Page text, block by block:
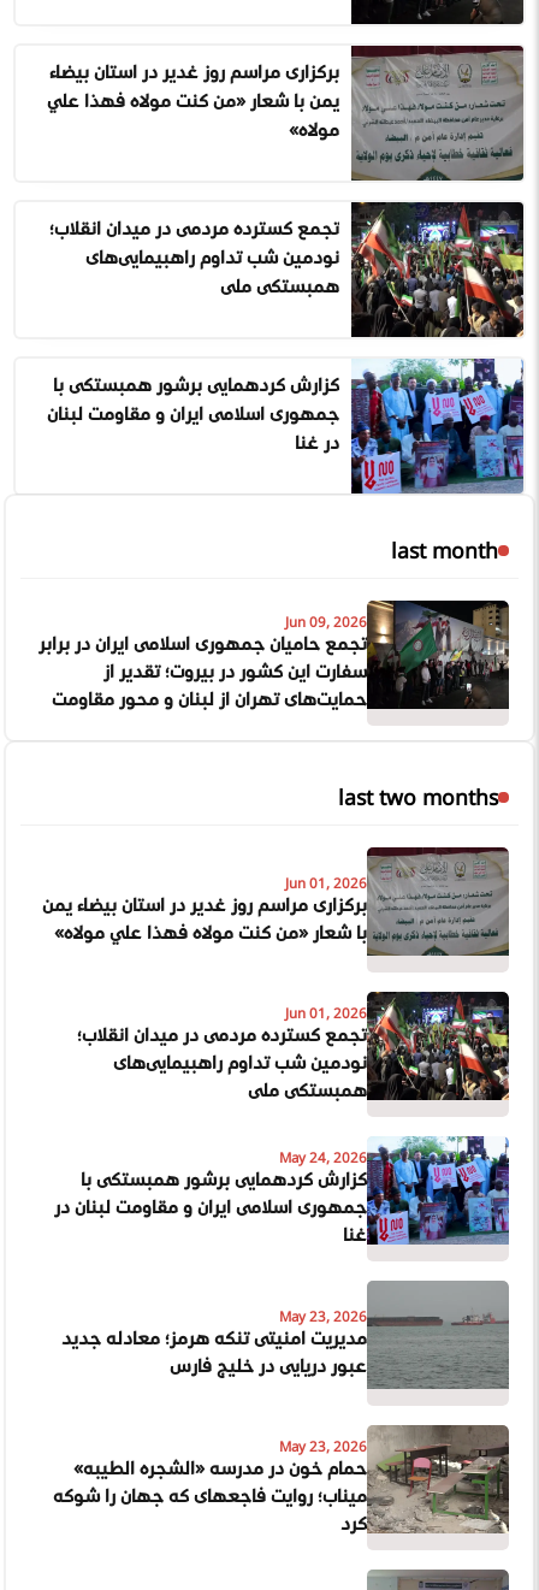
برگزارى مراسم روز غدیر در استان بیضاء
یمن با شعار «من كنت مولاه فهذا علي
مولاه»
تجمع گسترده مردمی در میدان انقلاب؛
نودمین شب تداوم راهپیمایی‌های
همبستگی ملی
گزارش گردهمایی پرشور همبستگی با
جمهوری اسلامی ایران و مقاومت لبنان
در غنا
last month
Jun 09, 2026
تجمع حامیان جمهوری اسلامی ایران در برابر
سفارت این کشور در بیروت؛ تقدیر از
حمایت‌های تهران از لبنان و محور مقاومت
last two months
Jun 01, 2026
برگزارى مراسم روز غدیر در استان بیضاء یمن
با شعار «من كنت مولاه فهذا علي مولاه»
Jun 01, 2026
تجمع گسترده مردمی در میدان انقلاب؛
نودمین شب تداوم راهپیمایی‌های
همبستگی ملی
May 24, 2026
گزارش گردهمایی پرشور همبستگی با
جمهوری اسلامی ایران و مقاومت لبنان در
غنا
May 23, 2026
مدیریت امنیتی تنگه هرمز؛ معادله جدید
عبور دریایی در خلیج فارس
May 23, 2026
حمام خون در مدرسه «الشجره الطیبه»
میناب؛ روایت فاجعهای که جهان را شوکه
کرد